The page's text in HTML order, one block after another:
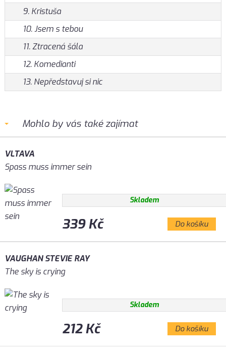
9. Kristuša
10. Jsem s tebou
11. Ztracená šála
12. Komedianti
13. Nepředstavuj si nic
Mohlo by vás také zajímat
VLTAVA
Spass muss immer sein
Skladem
339 Kč Do košíku
VAUGHAN STEVIE RAY
The sky is crying
Skladem
212 Kč Do košíku